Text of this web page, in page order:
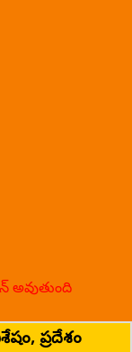
అవుతుంది
ప్రదేశం